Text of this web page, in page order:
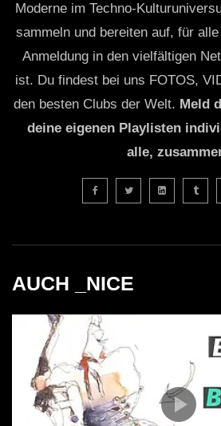
Moderne im Techno-
sammeln und bereiten auf, für
Anmeldung in den vielfältigen
ist. Du findest bei uns FOTOS,
den besten Clubs der Welt. Meld
deine eigenen Playlisten
alle,
AUCH _NICE